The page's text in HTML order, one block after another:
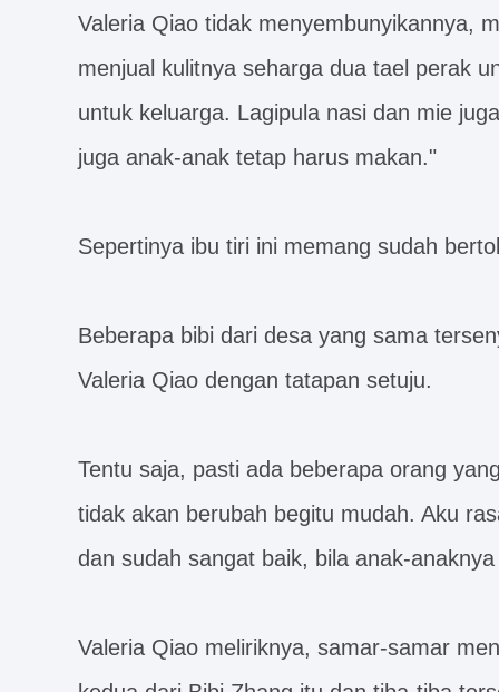
Valeria Qiao tidak menyembunyikannya,
menjual kulitnya seharga dua tael perak
untuk keluarga. Lagipula nasi dan mie
juga anak-anak tetap harus makan."
Sepertinya ibu tiri ini memang sudah
Beberapa bibi dari desa yang sama
Valeria Qiao dengan tatapan setuju.
Tentu saja, pasti ada beberapa orang
tidak akan berubah begitu mudah. Aku
dan sudah sangat baik, bila anak-
Valeria Qiao meliriknya, samar-samar